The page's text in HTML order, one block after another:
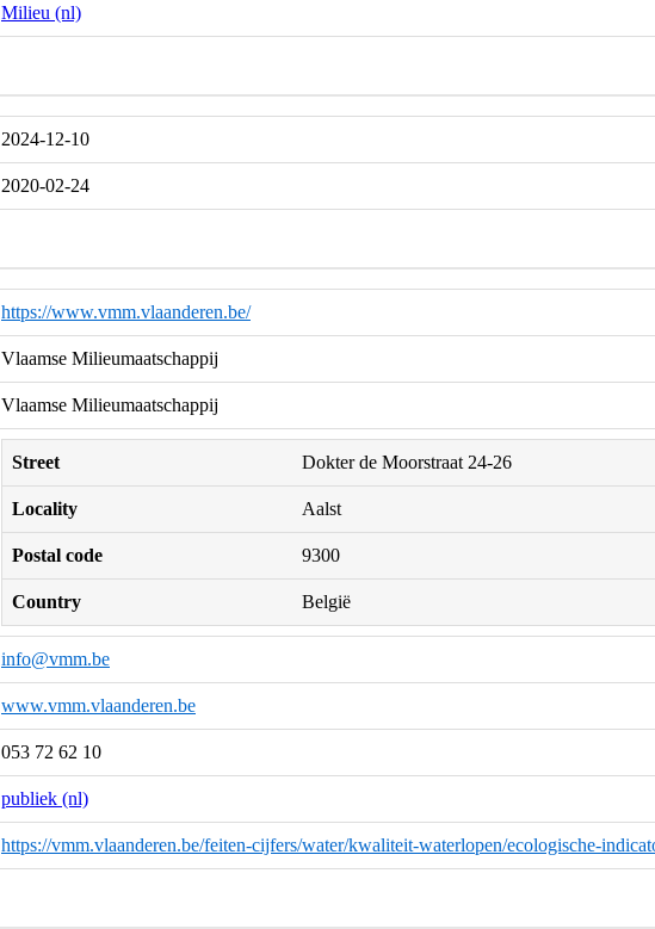
Milieu (nl)
2024-12-10
2020-02-24
https://www.vmm.vlaanderen.be/
Vlaamse Milieumaatschappij
Vlaamse Milieumaatschappij
Street Dokter de Moorstraat 24-26
Locality Aalst
Postal code 9300
Country België
info@vmm.be
www.vmm.vlaanderen.be
053 72 62 10
publiek (nl)
https://vmm.vlaanderen.be/feiten-cijfers/water/kwaliteit-waterlopen/ecologische-